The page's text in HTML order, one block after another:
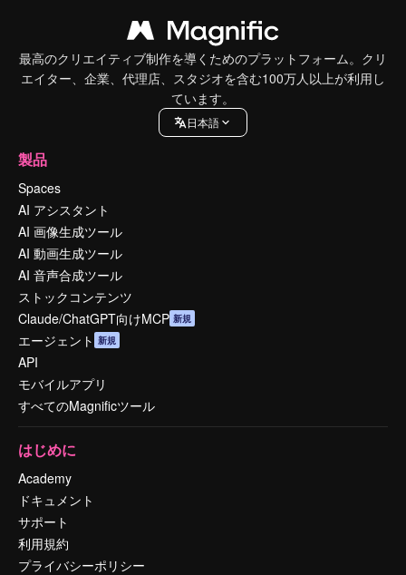
最高のクリエイティブ制作を導くためのプラットフォーム。クリ
エイター、企業、代理店、スタジオを含む100万人以上が利用し
ています。
日本語
製品
Spaces
AI アシスタント
AI 画像生成ツール
AI 動画生成ツール
AI 音声合成ツール
ストックコンテンツ
Claude/ChatGPT向けMCP 新規
エージェント 新規
API
モバイルアプリ
すべてのMagnificツール
はじめに
Academy
ドキュメント
サポート
利用規約
プライバシーポリシー